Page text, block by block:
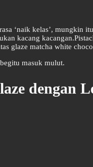
‘naik kelas’, mungkin
kacang
glaze matcha white
masuk mulut.
dengan